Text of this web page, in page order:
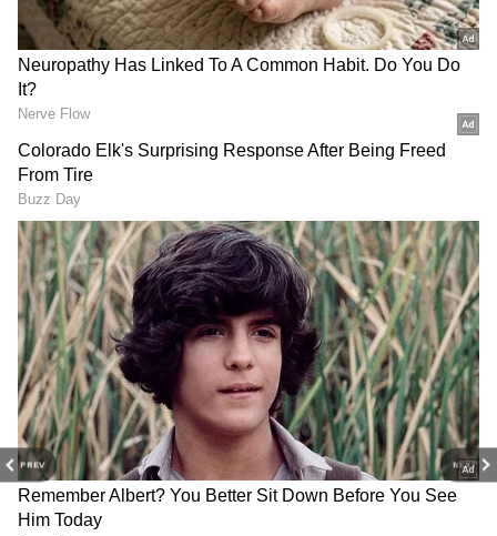
PREV NEXT
ஆகும். ஆனா இப்போது RBI விதிகளைக்
கடுமையாக்கி உள்ளது. சம்பந்தப்பட்ட வங்கி
5 வேலை நாட்களுக்குள் பணத்தைத் திரும்ப
வாடிக்கையாளர் கணக்கில் செலுத்தணும்.
அப்படி 5 நாட்களுக்குள் பணம் வரவில்லை
என்றால் வங்கி ஒவ்வொரு நாளுக்கும் ₹100
வீதம் வாடிக்கையாளருக்கு நஷ்டஈடு வழங்க
வேண்டும்.
ஏசியாநெட் தமிழ்-ஐ உங்கள் முதன்மைத்
தேர்வாக்குங்கள்